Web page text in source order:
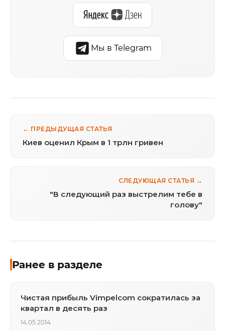
Мы в Telegram
← ПРЕДЫДУЩАЯ СТАТЬЯ
Киев оценил Крым в 1 трлн гривен
СЛЕДУЮЩАЯ СТАТЬЯ →
"В следующий раз выстрелим тебе в
голову"
Ранее в разделе
Чистая прибыль Vimpelcom сократилась за
квартал в десять раз
14.05.2014